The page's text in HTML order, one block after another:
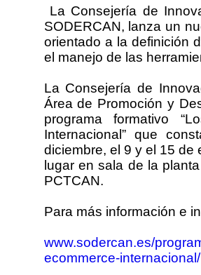
La Consejería de
SODERCAN, lanza un
orientado a la definición
el manejo de las
La Consejería de
Área de Promoción y
programa formativo
Internacional” que
diciembre, el 9 y el 15 de
lugar en sala de la
PCTCAN.
Para más información e
www.sodercan.es/
ecommerce-internacional/